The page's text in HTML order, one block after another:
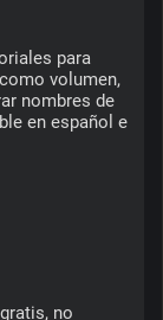
para
volumen,
nombres de
en español e
no